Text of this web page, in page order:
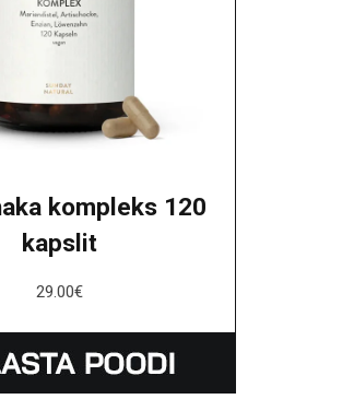
kompleks 120
kapslit
29.00€